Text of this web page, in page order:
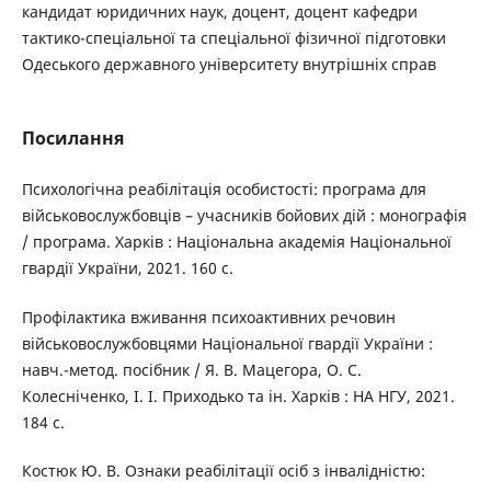
кандидат юридичних наук, доцент, доцент кафедри
тактико-спеціальної та спеціальної фізичної підготовки
Одеського державного університету внутрішніх справ
Посилання
Психологічна реабілітація особистості: програма для
військовослужбовців – учасників бойових дій : монографія
/ програма. Харків : Національна академія Національної
гвардії України, 2021. 160 с.
Профілактика вживання психоактивних речовин
військовослужбовцями Національної гвардії України :
навч.-метод. посібник / Я. В. Мацегора, О. С.
Колесніченко, І. І. Приходько та ін. Харків : НА НГУ, 2021.
184 с.
Костюк Ю. В. Ознаки реабілітації осіб з інвалідністю: